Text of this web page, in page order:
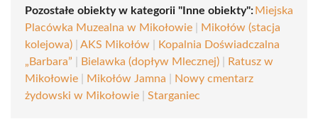
Pozostałe obiekty w kategorii "Inne obiekty": Miejska
Placówka Muzealna w Mikołowie
Mikołów (stacja
kolejowa)
AKS Mikołów
Kopalnia Doświadczalna
„Barbara”
Bielawka (dopływ Mlecznej)
Ratusz w
Mikołowie
Mikołów Jamna
Nowy cmentarz
żydowski w Mikołowie
Starganiec